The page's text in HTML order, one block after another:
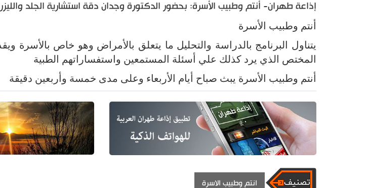
إذاعة طهران- أنتم وطبيب الأسرة: بحضور الدكتورة وجدان دقة استشارية الجلد
أنتم وطبيب الأسرة
يتناول البرنامج بالدراسة والتحليل ما يتعلق بالأمراض وهو خاص بالأسرة
المختص الذي يرد كذلك علي أسئلة المستمعين واستفساراتهم الطبية
أنتم وطبيب الأسرة يبث صباح أيام الأربعاء وعلى مدى خمسة وأربعين دقيقة
انتم وطبيب الاسرة